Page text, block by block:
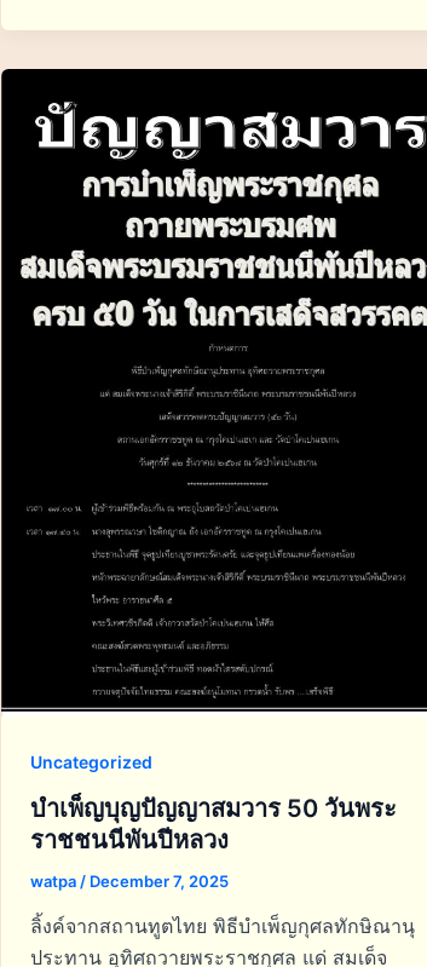
Uncategorized
บำเพ็ญบุญปัญญาสมวาร 50 วันพระ
ราชชนนีพันปีหลวง
watpa / December 7, 2025
ลิ้งค์จากสถานทูตไทย พิธีบำเพ็ญกุศลทักษิณานุ
ประทาน อุทิศถวายพระราชกุศล แด่ สมเด็จ